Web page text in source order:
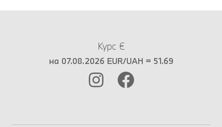
Курс €
на 07.08.2026 EUR/UAH = 51.69